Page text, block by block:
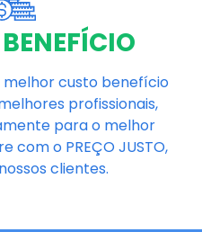
melhor custo benefício
profissionais,
para o melhor
com o PREÇO JUSTO,
clientes.